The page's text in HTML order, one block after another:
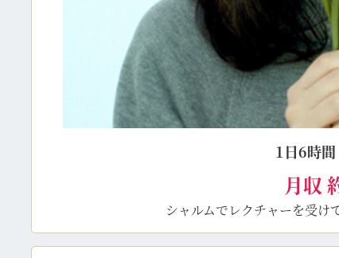
1日6時
月収
シャルムでレクチャーを受け